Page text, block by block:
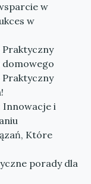
w
w
Innowacje i
Które
porady dla